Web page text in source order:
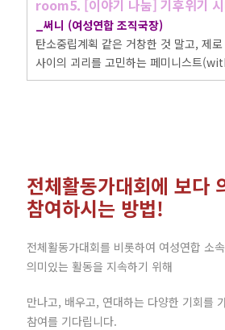
room5. [이야기 나눔] 기후위기
_써니 (여성연합 조직국장)
탄소중립계획 같은 거창한 것 말고, 제
사이의 괴리를 고민하는 페미니스트
전체활동가대회에 보다
참여하시는 방법!
전체활동가대회를 비롯하여 여성연합 소
의미있는 활동을 지속하기 위해
만나고, 배우고, 연대하는 다양한 기회를
참여를 기다립니다.